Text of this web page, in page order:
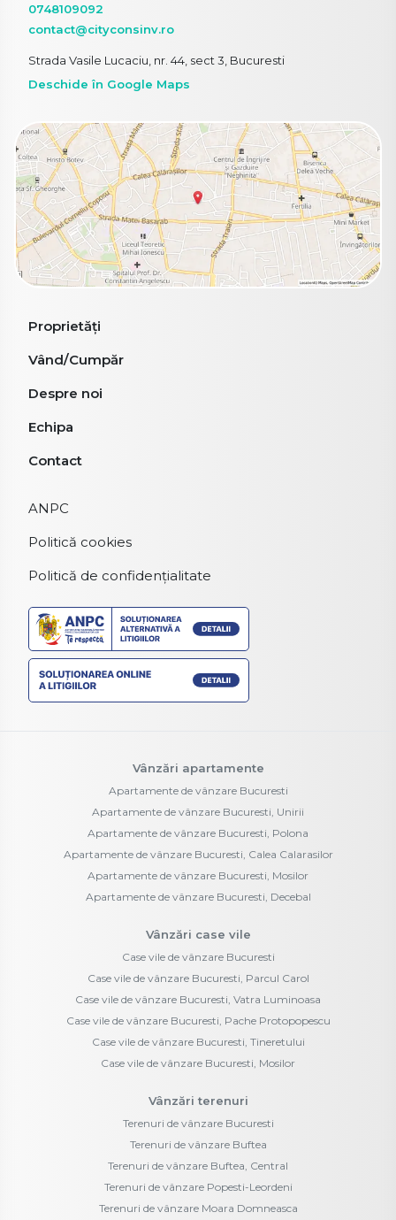
0748109092
contact@cityconsinv.ro
Strada Vasile Lucaciu, nr. 44, sect 3, Bucuresti
Deschide în Google Maps
Proprietăți
Vând/Cumpăr
Despre noi
Echipa
Contact
ANPC
Politică cookies
Politică de confidențialitate
Vânzări apartamente
Apartamente de vânzare Bucuresti
Apartamente de vânzare Bucuresti, Unirii
Apartamente de vânzare Bucuresti, Polona
Apartamente de vânzare Bucuresti, Calea Calarasilor
Apartamente de vânzare Bucuresti, Mosilor
Apartamente de vânzare Bucuresti, Decebal
Vânzări case vile
Case vile de vânzare Bucuresti
Case vile de vânzare Bucuresti, Parcul Carol
Case vile de vânzare Bucuresti, Vatra Luminoasa
Case vile de vânzare Bucuresti, Pache Protopopescu
Case vile de vânzare Bucuresti, Tineretului
Case vile de vânzare Bucuresti, Mosilor
Vânzări terenuri
Terenuri de vânzare Bucuresti
Terenuri de vânzare Buftea
Terenuri de vânzare Buftea, Central
Terenuri de vânzare Popesti-Leordeni
Terenuri de vânzare Moara Domneasca